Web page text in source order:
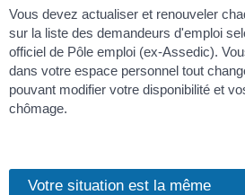
Vous devez actualiser et renouveler
sur la liste des demandeurs d'emploi
officiel de Pôle emploi (ex-Assedic).
dans votre espace personnel tout
pouvant modifier votre disponibilité et
chômage.
Votre situation est la même